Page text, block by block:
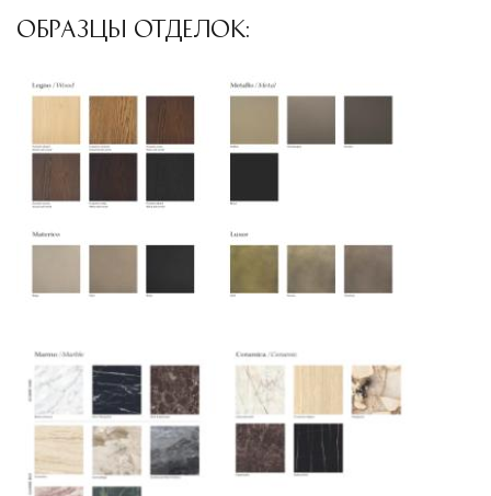
Для клиентов Москвы и МО предусмотрены
следующие услуги:
месту назначения с соблюдением сроков
Профессиональная выгрузка—
осуществляют разгрузку с применением
специального оборудования и техники
Подъём на этажи
— доставка мебели и
дверных блоков в квартиры и офисы с
использованием лифтов или монтажных
ОБРАЗЦЫ ОТДЕЛОК: